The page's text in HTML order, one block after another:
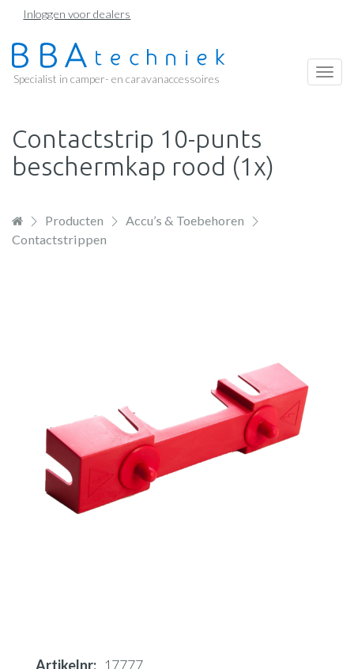
Overslaan
naar
de
Inloggen voor dealers
Specialist in camper- en caravanaccessoires
Contactstrip 10-punts
beschermkap rood (1x)
Producten
Accu’s & Toebehoren
Contactstrippen
Artikelnr
17777